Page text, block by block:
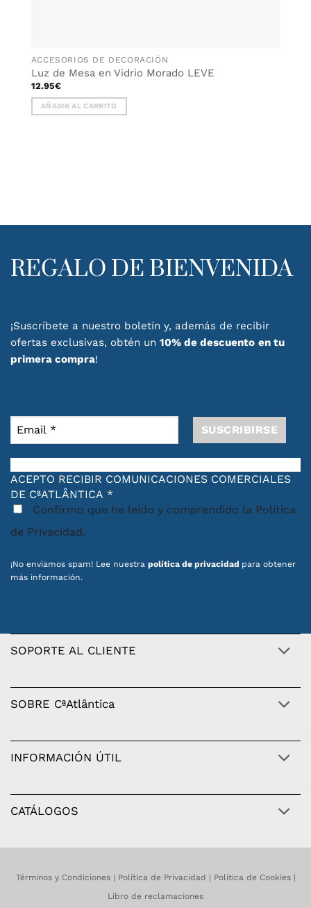
ACCESORIOS DE DECORACIÓN
Luz de Mesa en Vidrio Morado LEVE
12.95€
AÑADIR AL CARRITO
REGALO DE BIENVENIDA
¡Suscríbete a nuestro boletín y, además de recibir
ofertas exclusivas, obtén un 10% de descuento en tu
primera compra!
ACEPTO RECIBIR COMUNICACIONES COMERCIALES
DE CªATLÂNTICA *
Confirmo que he leído y comprendido la Política
de Privacidad.
¡No enviamos spam! Lee nuestra política de privacidad para obtener
más información.
SOPORTE AL CLIENTE
SOBRE CªAtlântica
INFORMACIÓN ÚTIL
CATÁLOGOS
Términos y Condiciones| Política de Privacidad Política de Cookies|
Libro de reclamaciones